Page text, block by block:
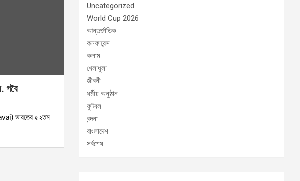
গবৈ
ভারতের ৫২তম
Uncategorized
World Cup 2026
আন্তর্জাতিক
কনফারেন্স
কলাম
খেলাধুলা
জীবনী
ধর্মীয় অনুষ্ঠান
ফুটবল
বন্দনা
বাংলাদেশ
সর্বশেষ